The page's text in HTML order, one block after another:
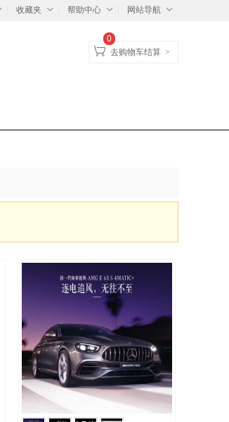
收藏夹 帮助中心 网站导航
去购物车结算 >
0